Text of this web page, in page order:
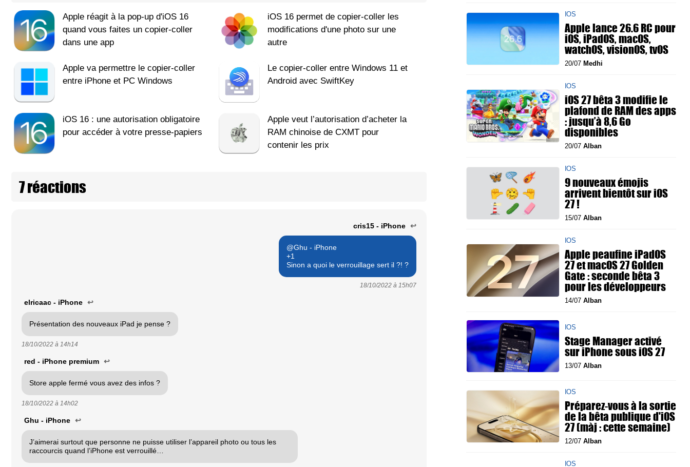
Apple réagit à la pop-up d'iOS 16
quand vous faites un copier-coller
dans une app
iOS 16 permet de copier-coller les
modifications d'une photo sur une
autre
Apple va permettre le copier-coller
entre iPhone et PC Windows
Le copier-coller entre Windows 11 et
Android avec SwiftKey
iOS 16 : une autorisation obligatoire
pour accéder à votre presse-papiers
Apple veut l’autorisation d’acheter la
RAM chinoise de CXMT pour
contenir les prix
7 réactions
cris15 - iPhone ↩
@Ghu - iPhone
+1
Sinon a quoi le verrouillage sert il ?! ?
18/10/2022 à 15h07
elricaac - iPhone ↩
Présentation des nouveaux iPad je pense ?
18/10/2022 à 14h14
red - iPhone premium ↩
Store apple fermé vous avez des infos ?
18/10/2022 à 14h02
Ghu - iPhone ↩
J’aimerai surtout que personne ne puisse utiliser l’appareil photo ou tous les
raccourcis quand l’iPhone est verrouillé…
IOS
Apple lance 26.6 RC pour
iOS, iPadOS, macOS,
watchOS, visionOS, tvOS
20/07 Medhi
IOS
iOS 27 bêta 3 modifie le
plafond de RAM des apps
: jusqu’à 8,6 Go
disponibles
20/07 Alban
IOS
9 nouveaux émojis
arrivent bientôt sur iOS
27 !
15/07 Alban
IOS
Apple peaufine iPadOS
27 et macOS 27 Golden
Gate : seconde bêta 3
pour les développeurs
14/07 Alban
IOS
Stage Manager activé
sur iPhone sous iOS 27
13/07 Alban
IOS
Préparez-vous à la sortie
de la bêta publique d'iOS
27 (màj : cette semaine)
12/07 Alban
IOS